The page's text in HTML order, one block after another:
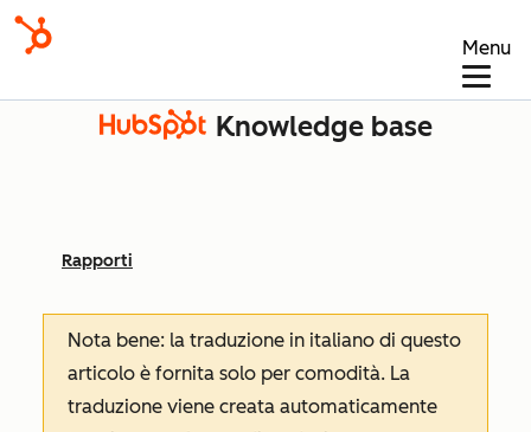
Menu
Knowledge base
Rapporti
Nota bene: la traduzione in italiano di questo
articolo è fornita solo per comodità. La
traduzione viene creata automaticamente